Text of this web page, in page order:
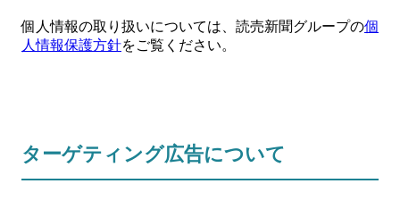
個人情報の取り扱いについては、読売新聞グループの個
人情報保護方針をご覧ください。
ターゲティング広告について